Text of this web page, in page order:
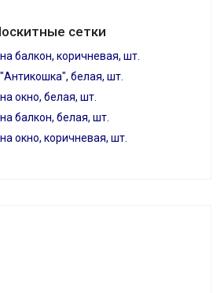
сетки
балкон, коричневая, шт.
белая, шт.
окно, белая, шт.
балкон, белая, шт.
окно, коричневая, шт.